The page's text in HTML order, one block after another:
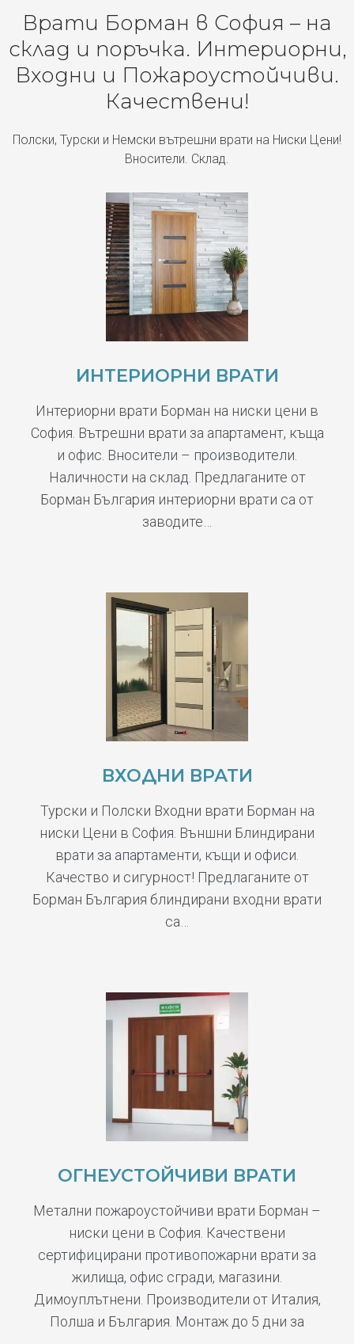
Врати Борман в София – на
склад и поръчка. Интериорни,
Входни и Пожароустойчиви.
Качествени!
Полски, Турски и Немски вътрешни врати на Ниски Цени!
Вносители. Склад.
ИНТЕРИОРНИ ВРАТИ
Интериорни врати Борман на ниски цени в
София. Вътрешни врати за апартамент, къща
и офис. Вносители – производители.
Наличности на склад. Предлаганите от
Борман България интериорни врати са от
заводите…
ВХОДНИ ВРАТИ
Турски и Полски Входни врати Борман на
ниски Цени в София. Външни Блиндирани
врати за апартаменти, къщи и офиси.
Качество и сигурност! Предлаганите от
Борман България блиндирани входни врати
са…
ОГНЕУСТОЙЧИВИ ВРАТИ
Метални пожароустойчиви врати Борман –
ниски цени в София. Качествени
сертифицирани противопожарни врати за
жилища, офис сгради, магазини.
Димоуплътнени. Производители от Италия,
Полша и България. Монтаж до 5 дни за